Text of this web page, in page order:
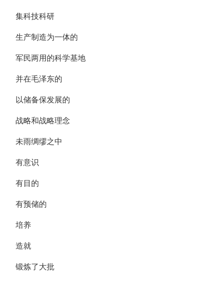
集科技科研
生产制造为一体的
军民两用的科学基地
并在毛泽东的
以储备保发展的
战略和战略理念
未雨绸缪之中
有意识
有目的
有预储的
培养
造就
锻炼了大批